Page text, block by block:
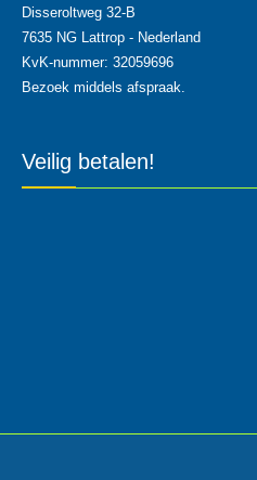
Disseroltweg 32-B
7635 NG Lattrop - Nederland
KvK-nummer: 32059696
Bezoek middels afspraak.
Veilig betalen!